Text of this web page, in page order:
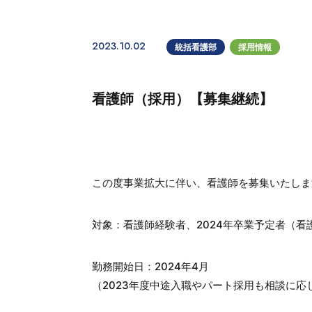
2023.10.02 統括看護部 採用情報
看護師（採用）【募集継続】
この度事業拡大に伴い、看護師を募集いたしま
対象：看護師経験者、2024年卒業予定者（看
勤務開始日：2024年4月
（2023年度中途入職やパート採用も相談に応